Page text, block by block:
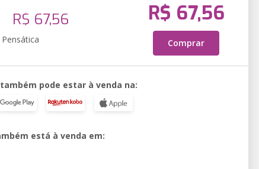
R$ 67,56 R$ 67,56
Comprar
pode estar à venda na:
está à venda em: